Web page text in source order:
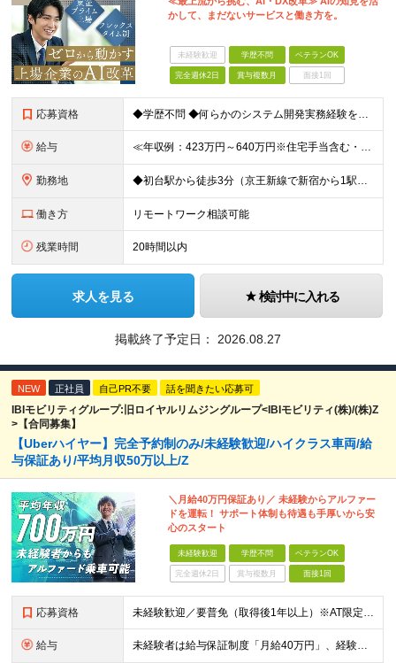
かして、まだないサービスと働き方を。
未経験歓迎 学歴不問 ベテランOK
完全週休2日 賞与複数月 面接1回
応募資格 ◆学歴不問 ◆何らかのシステム開発実務経験をお持ちの方 （目安2年以上／開発言語や担当工程は不問です） ※AI分野における開発業務の経験・知見をお持ちの方は歓迎いたします！ ＜このような方をお待ちし
給与 ≪年収例：423万円～640万円※住宅手当含む・残業代除く≫ ◆賞与年4カ月分支給 ※昨年度実績 ◆住宅手当・退職金制度・持株会など各種制度や手当が充実！ 月給24万800円～37万8,050円＋賞
勤務地 ◆初台駅から徒歩3分（京王新線で新宿から1駅！） ◆リモートワーク／フリーアドレス制度あり ◆出張転勤なし 【リゾートトラスト 東京本社】 東京都渋谷区代々木4-36-19 リゾートトラスト東京ビル
働き方 リモートワーク相談可能
残業時間 20時間以内
求人を見る 検討中に入れる
掲載終了予定日： 2026.08.27
NEW 正社員 自己PR不要 話を聞きたい応募可
IBIモビリティグループ:旧ロイヤルリムジングループ<IBIモビリティ(株)/(株)Z
>【合同募集】
【Uberハイヤー】完全予約制のみ/未経験歓迎/ハイクラス車両/給
与保証あり/平均月収50万以上/Z
＼月給40万円保証あり／ 未経験からアルファー
ドを運転！ サポート体制も待遇も手厚いから安
心のスタート
未経験歓迎 学歴不問 ベテランOK
完全週休2日 賞与複数月 面接1回
応募資格 未経験歓迎／要普免（取得後1年以上）※AT限定可／学歴不問 【必須条件】 ・普通運転免許取得後1年以上の方（AT限定可） ・日常的に車を運転されている方 【こんな方は歓迎します！】 ・効率良くしっ
給与 未経験者は給与保証制度「月給40万円」、経験者は入社祝い金「30万円」支給 ■月給保証40万円をご選択の場合 ◎未経験入社～3か月まで 月給40万円 ◎4か月目以降 月給205,968円～＋残業